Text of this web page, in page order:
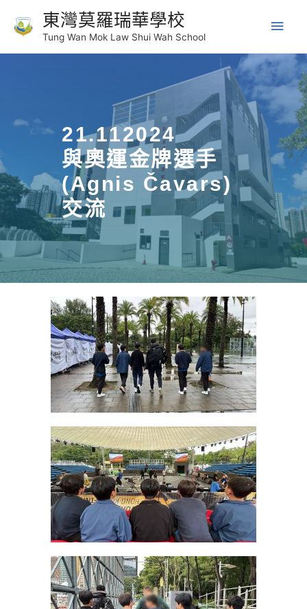
東灣莫羅瑞華學校
Tung Wan Mok Law Shui Wah School
21.112024
與奧運金牌選手
(Agnis Čavars)
交流